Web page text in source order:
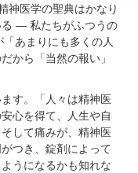
神医学の聖典はかなり
る ― 私たちがふつうの
「あまりにも多くの人
から「当然の報い」
す。「人々は精神医
心を得て、人生や自
して痛みが、精神医
つき、錠剤によって
うになるかも知れな